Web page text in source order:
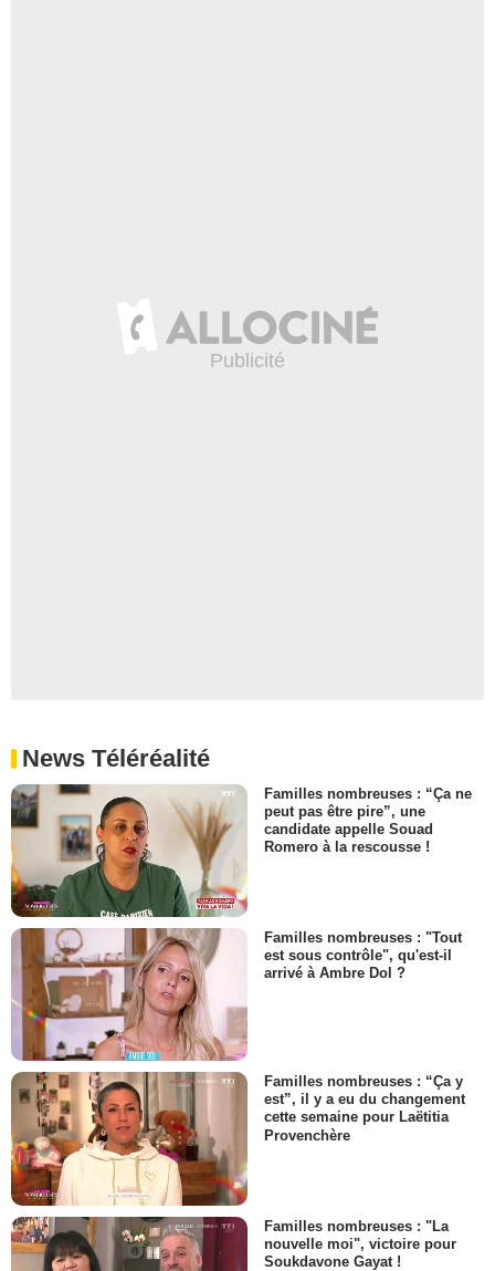
News Téléréalité
Familles nombreuses : “Ça ne
peut pas être pire”, une
candidate appelle Souad
Romero à la rescousse !
Familles nombreuses : "Tout
est sous contrôle", qu'est-il
arrivé à Ambre Dol ?
Familles nombreuses : “Ça y
est”, il y a eu du changement
cette semaine pour Laëtitia
Provenchère
Familles nombreuses : "La
nouvelle moi", victoire pour
Soukdavone Gayat !